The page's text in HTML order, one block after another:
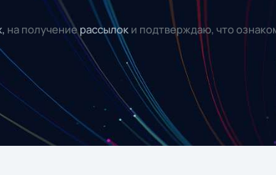
на получениерассылок и подтверждаю, что